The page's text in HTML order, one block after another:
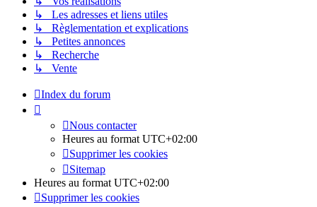
↳ Les adresses et liens utiles
↳ Règlementation et explications
↳ Petites annonces
↳ Recherche
↳ Vente
Index du forum
Nous contacter
Heures au format UTC+02:00
Supprimer les cookies
Sitemap
Heures au format UTC+02:00
Supprimer les cookies